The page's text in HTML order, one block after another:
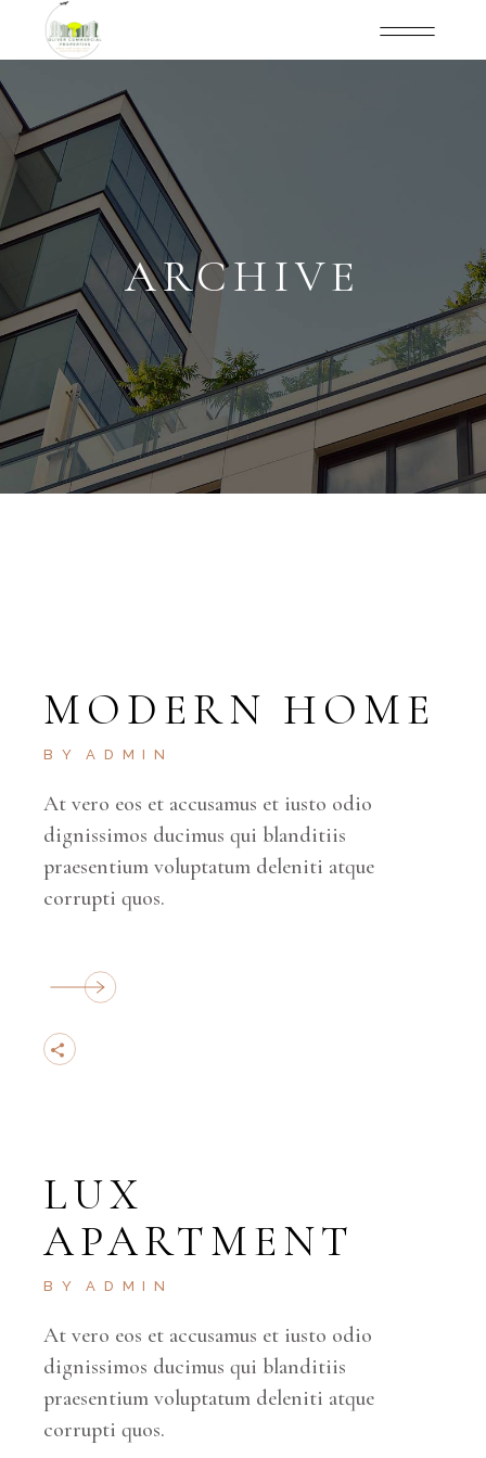
ARCHIVE
MODERN HOME
BY ADMIN
At vero eos et accusamus et iusto odio
dignissimos ducimus qui blanditiis
praesentium voluptatum deleniti atque
corrupti quos.
LUX
APARTMENT
BY ADMIN
At vero eos et accusamus et iusto odio
dignissimos ducimus qui blanditiis
praesentium voluptatum deleniti atque
corrupti quos.